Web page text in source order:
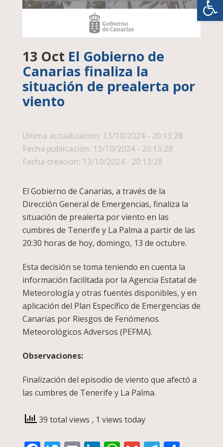
13 Oct El Gobierno de
Canarias finaliza la
situación de prealerta por
viento
Última actualización: 13/10/2024 - 20:13:28
Fecha publicación: 13/10/2024 - 20:13:28
Fecha creacion: 13/10/2024 - 20:13:28
El Gobierno de Canarias, a través de la
Dirección General de Emergencias, finaliza la
situación de prealerta por viento en las
cumbres de Tenerife y La Palma a partir de las
20:30 horas de hoy, domingo, 13 de octubre.
Esta decisión se toma teniendo en cuenta la
información facilitada por la Agencia Estatal de
Meteorología y otras fuentes disponibles, y en
aplicación del Plan Específico de Emergencias de
Canarias por Riesgos de Fenómenos
Meteorológicos Adversos (PEFMA).
Observaciones:
Finalización del episodio de viento que afectó a
las cumbres de Tenerife y La Palma.
39 total views , 1 views today